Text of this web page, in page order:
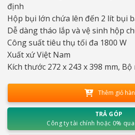
định
Hộp bụi lớn chứa lên đến 2 lít bụi
Dễ dàng tháo lắp và vệ sinh hộp
Công suất tiêu thụ tối đa 1800 W
Xuất xứ Việt Nam
Kích thước 272 x 243 x 398 mm, Bộ
Thêm giỏ
TRẢ GÓP
Công ty tài chính hoặc 0%